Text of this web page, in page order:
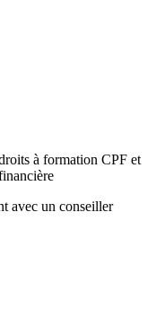
à formation CPF et
avec un conseiller